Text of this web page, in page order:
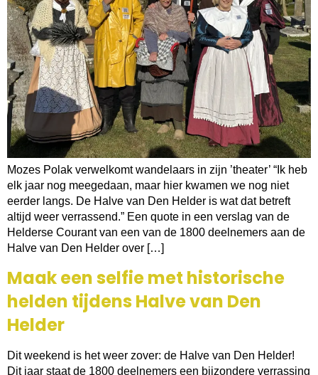
Mozes Polak verwelkomt wandelaars in zijn ’theater’ “Ik heb
elk jaar nog meegedaan, maar hier kwamen we nog niet
eerder langs. De Halve van Den Helder is wat dat betreft
altijd weer verrassend.” Een quote in een verslag van de
Helderse Courant van een van de 1800 deelnemers aan de
Halve van Den Helder over […]
Maak een selfie met historische
helden tijdens Halve van Den
Helder
Dit weekend is het weer zover: de Halve van Den Helder!
Dit jaar staat de 1800 deelnemers een bijzondere verrassing